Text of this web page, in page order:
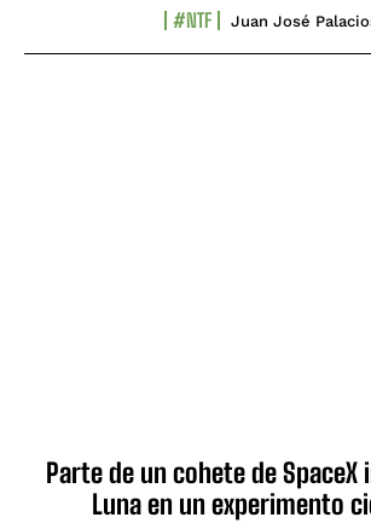
#NTF Juan José
Parte de un cohete de
Luna en un experimento